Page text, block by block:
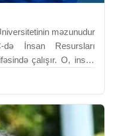
məzunudur
İnsan Resursları
çalışır. O, insan
inkişafı və təşkilati
məqsədlərlə
performansının
təşkilati dəyişiklikləri